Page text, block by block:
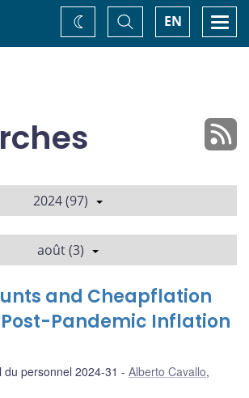
EN
Basculer
la
recherche
Changez
de
2024 (97)
août (3)
and Cheapflation
Pandemic Inflation
personnel 2024-31 Alberto Cavallo,